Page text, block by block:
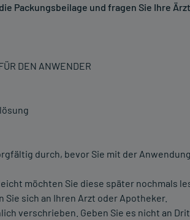
Packungsbeilage und fragen Sie Ihre
DEN ANWENDER
durch, bevor Sie mit der
möchten Sie diese später nochmals
sich an Ihren Arzt oder Apotheker.
verschrieben. Geben Sie es nicht an